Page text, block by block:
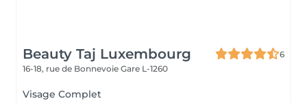
Beauty Taj Luxembourg
6
16-18, rue de Bonnevoie Gare L-1260
Visage Complet